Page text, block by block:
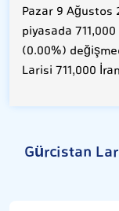
Pazar 9 Ağustos
piyasada
(0.00%)
Larisi 711,000
Gürcistan